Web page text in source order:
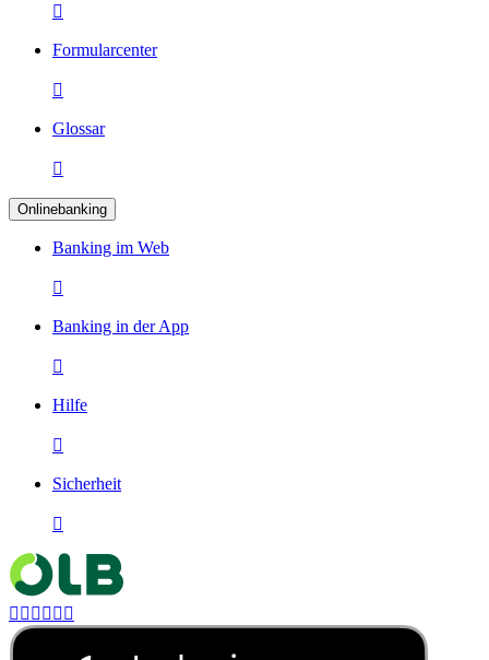

Formularcenter

Glossar

Onlinebanking
Banking im Web

Banking in der App

Hilfe

Sicherheit

     